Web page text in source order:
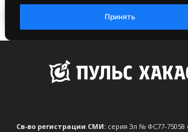
Св-во регистрации СМИ:серия Эл № ФС77-75058